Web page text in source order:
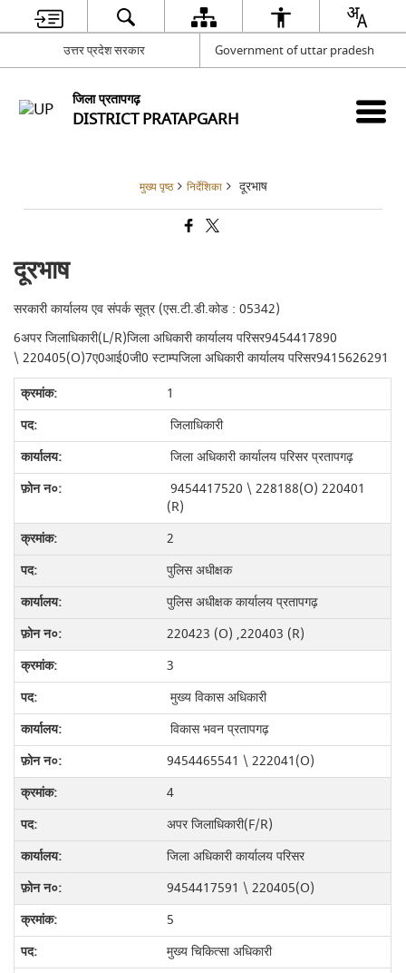
उत्तर प्रदेश सरकार Government of uttar pradesh
जिला प्रतापगढ़
DISTRICT PRATAPGARH
मुख्य पृष्ठ निर्देशिका दूरभाष
दूरभाष
सरकारी कार्यालय एव संपर्क सूत्र (एस.टी.डी.कोड : 05342)
6अपर जिलाधिकारी(L/R)जिला अधिकारी कार्यालय परिसर9454417890
\ 220405(O)7ए0आई0जी0 स्टाम्पजिला अधिकारी कार्यालय परिसर9415626291
1
जिलाधिकारी
जिला अधिकारी कार्यालय परिसर प्रतापगढ़
9454417520 \ 228188(O) 220401
(R)
2
पुलिस अधीक्षक
पुलिस अधीक्षक कार्यालय प्रतापगढ़
220423 (O) ,220403 (R)
3
मुख्य विकास अधिकारी
विकास भवन प्रतापगढ़
9454465541 \ 222041(O)
4
अपर जिलाधिकारी(F/R)
जिला अधिकारी कार्यालय परिसर
9454417591 \ 220405(O)
5
मुख्य चिकित्सा अधिकारी